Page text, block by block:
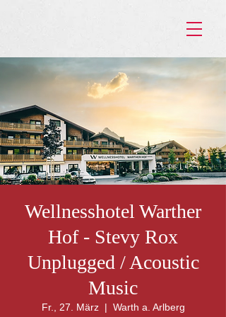
Wellnesshotel Warther
Hof - Stevy Rox
Unplugged / Acoustic
Music
Fr., 27. März
  |
Warth a. Arlberg